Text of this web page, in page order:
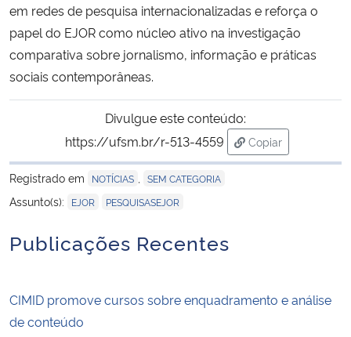
em redes de pesquisa internacionalizadas e reforça o
papel do EJOR como núcleo ativo na investigação
comparativa sobre jornalismo, informação e práticas
sociais contemporâneas.
Divulgue este conteúdo:
https://ufsm.br/r-513-4559
Copiar
para área de
Registrado em
NOTÍCIAS SEM CATEGORIA
Assunto(s): EJOR PESQUISASEJOR
Publicações Recentes
CIMID promove cursos sobre enquadramento e análise
de conteúdo